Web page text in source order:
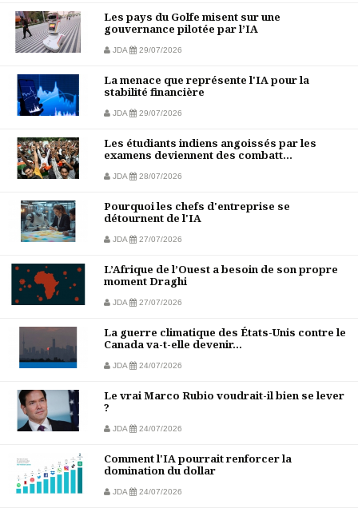
Les pays du Golfe misent sur une
gouvernance pilotée par l’IA
JDA 29/07/2026
La menace que représente l'IA pour la
stabilité financière
JDA 29/07/2026
Les étudiants indiens angoissés par les
examens deviennent des combatt...
JDA 28/07/2026
Pourquoi les chefs d'entreprise se
détournent de l'IA
JDA 27/07/2026
L’Afrique de l’Ouest a besoin de son propre
moment Draghi
JDA 27/07/2026
La guerre climatique des États-Unis contre le
Canada va-t-elle devenir...
JDA 24/07/2026
Le vrai Marco Rubio voudrait-il bien se lever
?
JDA 24/07/2026
Comment l'IA pourrait renforcer la
domination du dollar
JDA 24/07/2026